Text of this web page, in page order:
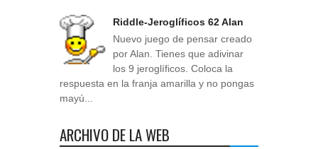
Riddle-Jeroglíficos 62 Alan
Nuevo juego de pensar creado
por Alan. Tienes que adivinar
los 9 jeroglíficos. Coloca la
respuesta en la franja amarilla y no pongas
mayú...
ARCHIVO DE LA WEB